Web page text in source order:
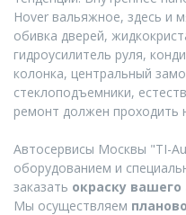
Hover вальяжное, здесь и
обивка дверей,
гидроусилитель руля,
колонка, центральный
стеклоподъемники,
ремонт должен проходить
Автосервисы Москвы "TI-
оборудованием и
заказать окраску
Мы осуществляем